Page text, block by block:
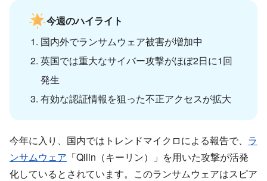
今週のハイライト
国内外でランサムウェア被害が増加中
英国では重大なサイバー攻撃がほぼ2日に1回
発生
有効な認証情報を狙った不正アクセスが拡大
今年に入り、国内ではトレンドマイクロによる報告で、 ラ
ンサムウェア 「Qilin（キーリン）」を用いた攻撃が活発
化しているとされています。このランサムウェアはスピア